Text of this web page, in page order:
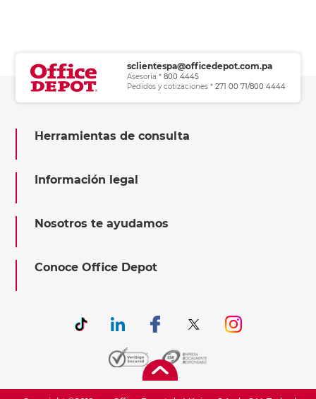
sclientespa@officedepot.com.pa
Asesoría * 800 4445
Pedidos y cotizaciones * 271 00 71/800 4444
Herramientas de consulta
Información legal
Nosotros te ayudamos
Conoce Office Depot